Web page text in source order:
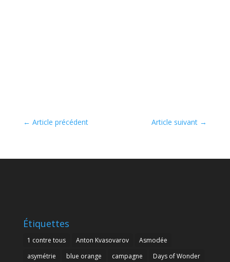
← Article précédent Article suivant →
Étiquettes
1 contre tous Anton Kvasovarov
Asmodée
asymétrie
blue orange campagne
Days of Wonder